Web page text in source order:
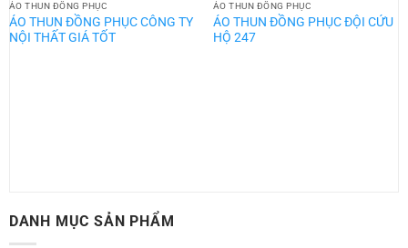
ÁO THUN ĐỒNG PHỤC
ÁO THUN ĐỒNG PHỤC CÔNG TY
NỘI THẤT GIÁ TỐT
ÁO THUN ĐỒNG PHỤC
ÁO THUN ĐỒNG PHỤC ĐỘI CỨU
HỘ 247
DANH MỤC SẢN PHẨM